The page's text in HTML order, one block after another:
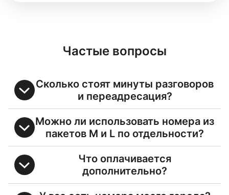
Частые вопросы
Сколько стоят минуты разговоров
и переадресация?
Можно ли использовать номера из
пакетов M и L по отдельности?
Что оплачивается
дополнительно?